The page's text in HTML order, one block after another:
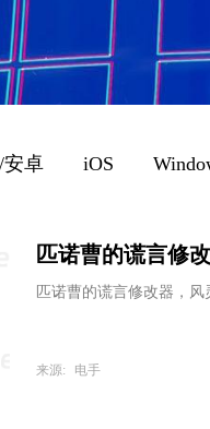
安卓 iOS
匹诺曹的谎言修
匹诺曹的谎言修改器，
来源: 电手